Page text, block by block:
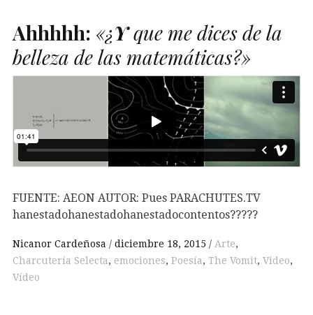
Ahhhhh: «¿Yque me dices de la
belleza de las matemáticas?»
FUENTE: AEON AUTOR: Pues PARACHUTES.TV
hanestadohanestadohanestadocontentos?????
Nicanor Cardeñosa diciembre 18, 2015 Arte,
Charcutería Selecta, emociones, Poesía, The Vomit, Video,
Vídeo